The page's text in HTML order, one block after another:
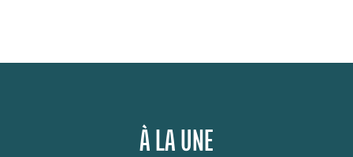
À LA UNE